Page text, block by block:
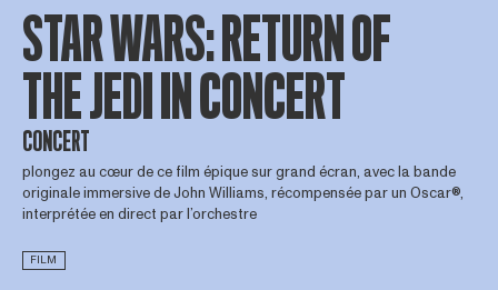
STAR WARS: RETURN OF
THE JEDI IN CONCERT
CONCERT
plongez au cœur de ce film épique sur grand écran, avec la bande
originale immersive de John Williams, récompensée par un Oscar®,
interprétée en direct par l’orchestre
FILM